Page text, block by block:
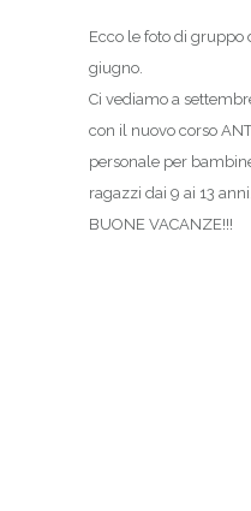
Ecco le foto di gruppo
giugno.
Ci vediamo a
con il nuovo corso
personale per
ragazzi dai 9 ai 13 anni.
BUONE VACANZE!!!